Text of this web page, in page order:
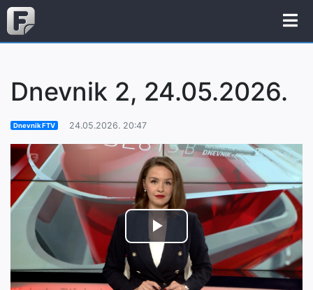
Dnevnik 2, 24.05.2026.
Dnevnik FTV 24.05.2026. 20:47
Play
Video